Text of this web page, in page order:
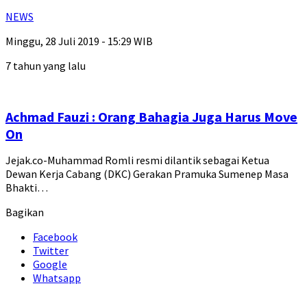
NEWS
Minggu, 28 Juli 2019 - 15:29 WIB
7 tahun yang lalu
Achmad Fauzi : Orang Bahagia Juga Harus Move
On
Jejak.co-Muhammad Romli resmi dilantik sebagai Ketua
Dewan Kerja Cabang (DKC) Gerakan Pramuka Sumenep Masa
Bhakti…
Bagikan
Facebook
Twitter
Google
Whatsapp